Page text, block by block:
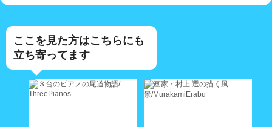
ここを見た方はこちらにも
立ち寄ってます